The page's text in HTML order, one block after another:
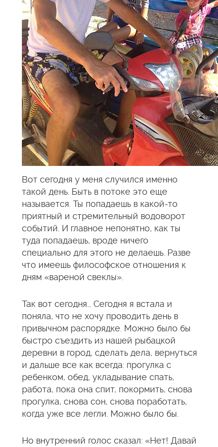
Вот сегодня у меня случился именно
такой день. Быть в потоке это еще
называется. Ты попадаешь в какой-то
приятный и стремительный водоворот
событий. И главное непонятно, как ты
туда попадаешь, вроде ничего
специально для этого не делаешь. Разве
что имеешь философское отношения к
дням «вареной свеклы».
Так вот сегодня… Сегодня я встала и
поняла, что не хочу проводить день в
привычном распорядке. Можно было бы
быстро съездить из нашей рыбацкой
деревни в город, сделать дела, вернуться
и дальше все как всегда: прогулка с
ребенком, обед, укладывание спать,
работа, пока она спит, покормить, снова
прогулка, снова сон, снова поработать,
когда уже все легли. Можно было бы.
Но внутренний голос сказал: «Нет! Давай